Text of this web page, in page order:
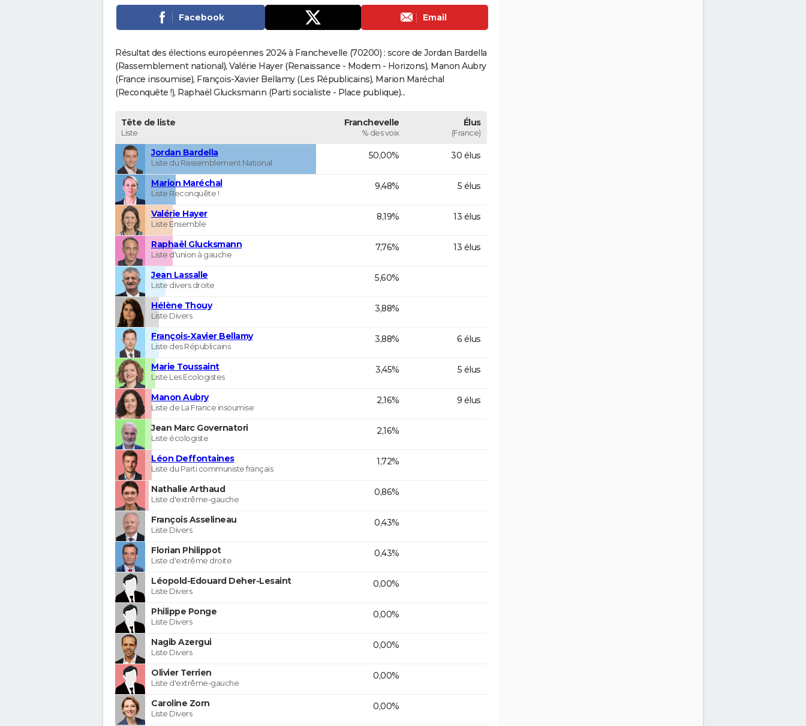
Facebook Email
Résultat des élections européennes 2024 à Franchevelle (70200) : score de Jordan Bardella
(Rassemblement national), Valérie Hayer (Renaissance - Modem - Horizons), Manon Aubry
(France insoumise), François-Xavier Bellamy (Les Républicains), Marion Maréchal
(Reconquête !), Raphaël Glucksmann (Parti socialiste - Place publique)...
Tête de liste
Liste
Franchevelle
% des voix
Élus
(France)
Jordan Bardella
Liste du Rassemblement National
50,00% 30 élus
Marion Maréchal
Liste Reconquête !
9,48% 5 élus
Valérie Hayer
Liste Ensemble
8,19% 13 élus
Raphaël Glucksmann
Liste d'union à gauche
7,76% 13 élus
Jean Lassalle
Liste divers droite
5,60%
Hélène Thouy
Liste Divers
3,88%
François-Xavier Bellamy
Liste des Républicains
3,88% 6 élus
Marie Toussaint
Liste Les Ecologistes
3,45% 5 élus
Manon Aubry
Liste de La France insoumise
2,16% 9 élus
Jean Marc Governatori
Liste écologiste
2,16%
Léon Deffontaines
Liste du Parti communiste français
1,72%
Nathalie Arthaud
Liste d'extrême-gauche
0,86%
François Asselineau
Liste Divers
0,43%
Florian Philippot
Liste d'extrême droite
0,43%
Léopold-Edouard Deher-Lesaint
Liste Divers
0,00%
Philippe Ponge
Liste Divers
0,00%
Nagib Azergui
Liste Divers
0,00%
Olivier Terrien
Liste d'extrême-gauche
0,00%
Caroline Zorn
Liste Divers
0,00%